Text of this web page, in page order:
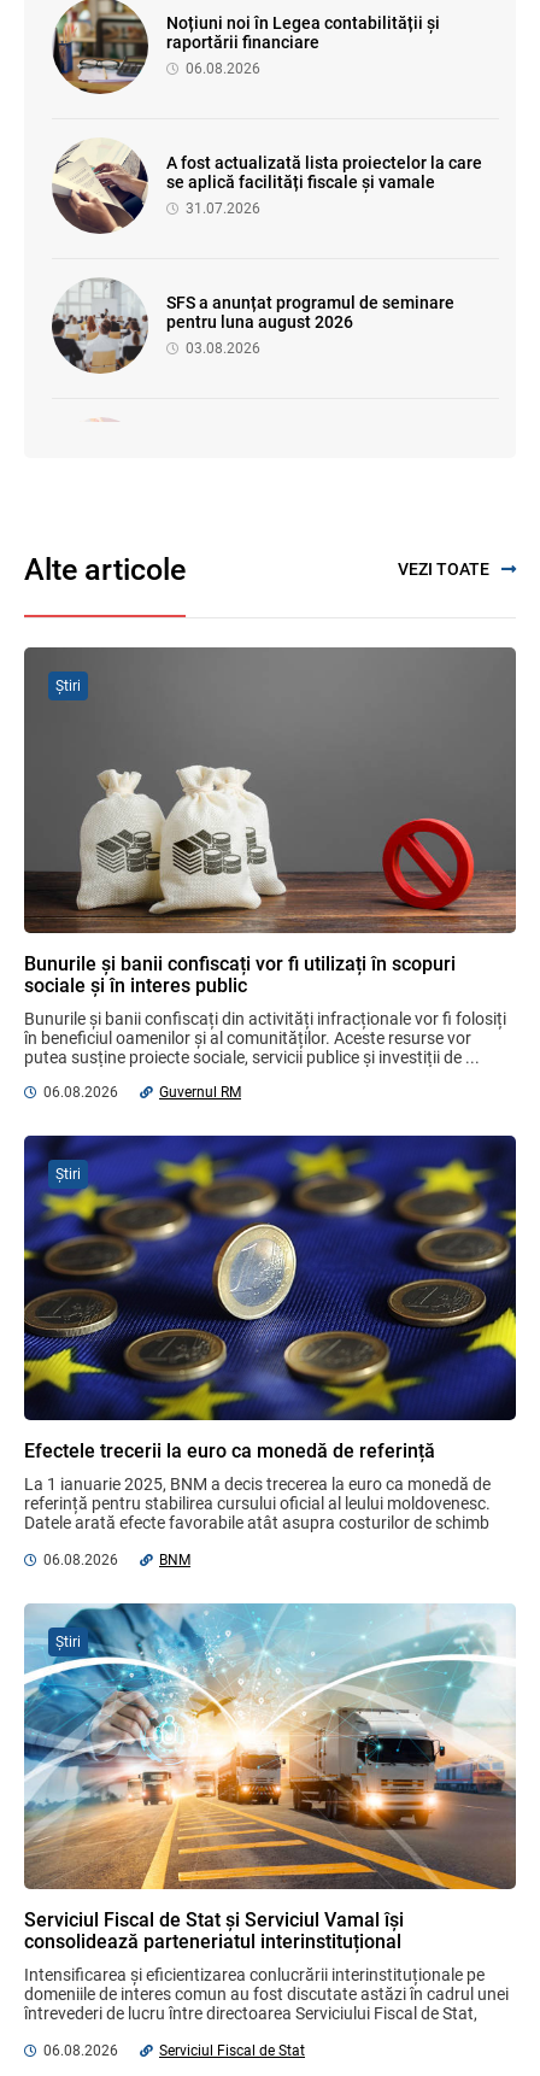
Noțiuni noi în Legea contabilității și
raportării financiare
06.08.2026
A fost actualizată lista proiectelor la care
se aplică facilități fiscale și vamale
31.07.2026
SFS a anunțat programul de seminare
pentru luna august 2026
03.08.2026
Sa definitivat proiectul de reformare
cu legislația UE
31.07.2026
Discuții cu reprezentanții sindicatelor
despre ajustarea sistemului de salarizare
31.07.2026 Ministerul Finanțelor
Garanția financiară pentru refacerea
mediului la exploatarea resurselor
minerale
04.08.2026
Domenii supuse controalelor fiscale
operative în luna august 2026
05.08.2026 Serviciul Fiscal de Stat
Opinia comunității profesionale a
auditorilor interni în procesul de aliniere
la standardele internaționale și bunele
practici
04.08.2026 Ministerul Finanțelor
nominalizare a candidaților
03.08.2026 Ministerul Finanțelor
Reforma fiscală 2027, din nou în
06.08.2026
Plafonul operațiunilor valutare de capital
fără autorizarea BNM va crește
06.08.2026
MIA Plăți Instant: Soluția inovativă pentru
cetățeni, afaceri și plata serviciilor
publice
Proiectul de lege referitor la contractele
de credit pentru bunuri imobile
rezidențiale, consultat cu părțile
04.08.2026 Ministerul Finanțelor
Alte articole VEZI TOATE
Bunurile și banii confiscați vor fi utilizați în scopuri
sociale și în interes public
Bunurile și banii confiscați din activități infracționale vor fi folosiți
în beneficiul oamenilor și al comunităților. Aceste resurse vor
putea susține proiecte sociale, servicii publice și investiții de ...
06.08.2026 Guvernul RM
Știri
Efectele trecerii la euro ca monedă de referință
La 1 ianuarie 2025, BNM a decis trecerea la euro ca monedă de
referință pentru stabilirea cursului oficial al leului moldovenesc.
Datele arată efecte favorabile atât asupra costurilor de schimb
06.08.2026 BNM
Știri
Serviciul Fiscal de Stat și Serviciul Vamal își
consolidează parteneriatul interinstituțional
Intensificarea și eficientizarea conlucrării interinstituționale pe
domeniile de interes comun au fost discutate astăzi în cadrul unei
întrevederi de lucru între directoarea Serviciului Fiscal de Stat,
06.08.2026 Serviciul Fiscal de Stat
Știri